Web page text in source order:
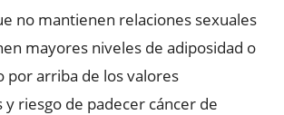
no mantienen relaciones sexuales
mayores niveles de adiposidad o
por arriba de los valores
riesgo de padecer cáncer de